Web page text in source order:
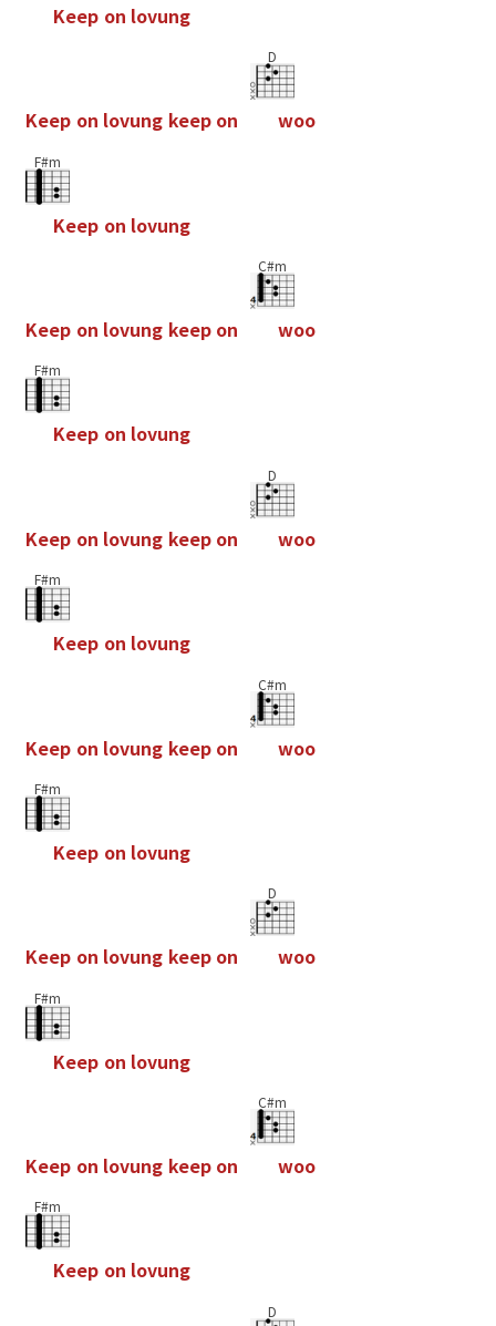
Keep on lovung
Keep on lovung keep on
D
woo
F#m
Keep on lovung
Keep on lovung keep on
C#m
woo
F#m
Keep on lovung
Keep on lovung keep on
D
woo
F#m
Keep on lovung
Keep on lovung keep on
C#m
woo
F#m
Keep on lovung
Keep on lovung keep on
D
woo
F#m
Keep on lovung
Keep on lovung keep on
C#m
woo
F#m
Keep on lovung
D